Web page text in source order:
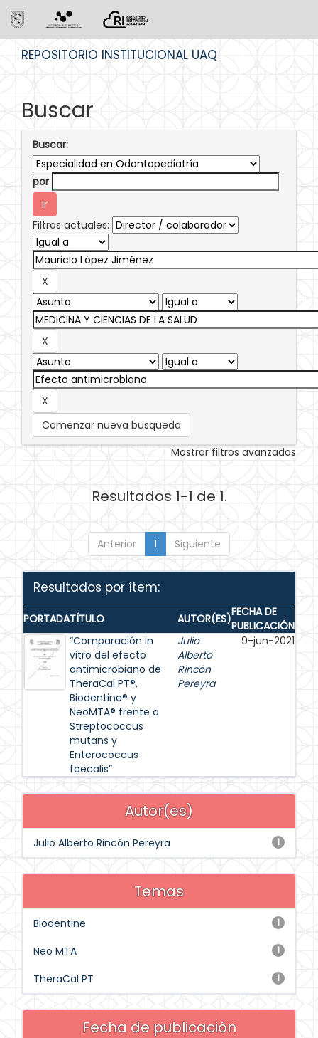
REPOSITORIO INSTITUCIONAL UAQ
Buscar
Buscar:
por
Filtros actuales:
Comenzar nueva busqueda
Mostrar filtros avanzados
Resultados 1-1 de 1.
Anterior 1 Siguiente
Resultados por ítem:
PORTADATÍTULO AUTOR(ES)FECHA DE
PUBLICACIÓN
“Comparación in
vitro del efecto
antimicrobiano de
TheraCal PT®,
Biodentine® y
NeoMTA® frente a
Streptococcus
mutans y
Enterococcus
faecalis”
Julio
Alberto
Rincón
Pereyra
9-jun-2021
Autor(es)
1
Julio Alberto Rincón Pereyra
Temas
1
Biodentine
1
Neo MTA
1
TheraCal PT
Fecha de publicación